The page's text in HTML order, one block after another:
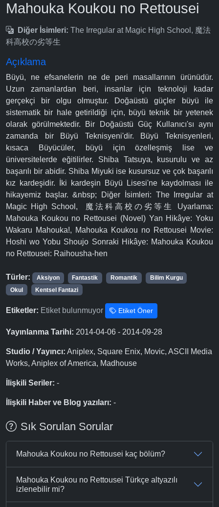
Mahouka Koukou no Rettousei
Diğer İsimleri: The Irregular at Magic High School, 魔法
科高校の劣等生
Açıklama
Büyü, ne efsanelerin ne de peri masallarının ürünüdür.
Uzun zamanlardan beri, insanlar için teknoloji kadar
gerçekçi bir olgu olmuştur. Doğaüstü güçler büyü ile
sistematik bir hale getirildiği için, büyü teknik bir yetenek
olarak görülmektedir. Bir Doğaüstü Güç Kullanıcı'sı aynı
zamanda bir Büyü Teknisyeni'dir. Büyü Teknisyenleri,
kısaca Büyücüler, büyü için özelleşmiş lise ve
üniversitelerde eğitilirler. Shiba Tatsuya, kusurulu ve az
başarılı bir abidir. Shiba Miyuki ise kusursuz ve çok başarılı
kız kardeşidir. İki kardeşin Büyü Lisesi'ne kaydolması ile
hikayemiz başlar. &nbsp; Diğer İsimleri: The Irregular at
Magic High School, 魔法科高校の劣等生 Uyarlama:
Mahouka Koukou no Rettousei (Novel) Yan Hikâye: Yoku
Wakaru Mahouka!, Mahouka Koukou no Rettousei Movie:
Hoshi wo Yobu Shoujo Sonraki Hikâye: Mahouka Koukou
no Rettousei: Raihousha-hen
Türler: Aksiyon Fantastik Romantik
Bilim Kurgu
Okul
Kentsel Fantazi
Etiketler: Etiket bulunmuyor Etiket Öner
Yayınlanma Tarihi: 2014-04-06 - 2014-09-28
Studio / Yayıncı: Aniplex, Square Enix, Movic, ASCII Media
Works, Aniplex of America, Madhouse
İlişkili Seriler: -
İlişkili Haber ve Blog yazıları: -
Sık Sorulan Sorular
Mahouka Koukou no Rettousei kaç bölüm?
Mahouka Koukou no Rettousei Türkçe altyazılı
izlenebilir mi?